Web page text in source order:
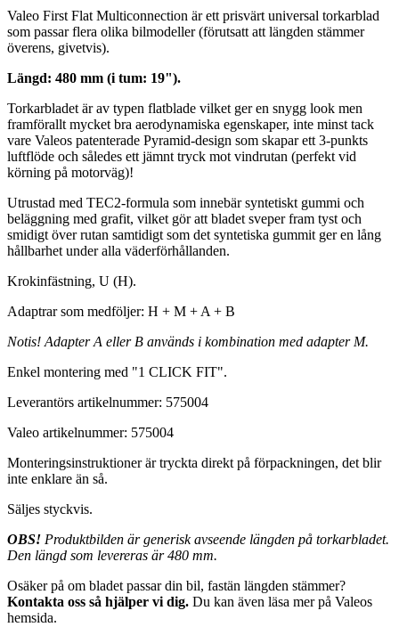
Valeo First Flat Multiconnection är ett prisvärt universal torkarblad
som passar flera olika bilmodeller (förutsatt att längden stämmer
överens, givetvis).
Längd: 480 mm (i tum: 19").
Torkarbladet är av typen flatblade vilket ger en snygg look men
framförallt mycket bra aerodynamiska egenskaper, inte minst tack
vare Valeos patenterade Pyramid-design som skapar ett 3-punkts
luftflöde och således ett jämnt tryck mot vindrutan (perfekt vid
körning på motorväg)!
Utrustad med TEC2-formula som innebär syntetiskt gummi och
beläggning med grafit, vilket gör att bladet sveper fram tyst och
smidigt över rutan samtidigt som det syntetiska gummit ger en lång
hållbarhet under alla väderförhållanden.
Krokinfästning, U (H).
Adaptrar som medföljer: H + M + A + B
Notis! Adapter A eller B används i kombination med adapter M.
Enkel montering med "1 CLICK FIT".
Leverantörs artikelnummer: 575004
Valeo artikelnummer: 575004
Monteringsinstruktioner är tryckta direkt på förpackningen, det blir
inte enklare än så.
Säljes styckvis.
OBS! Produktbilden är generisk avseende längden på torkarbladet.
Den längd som levereras är 480 mm.
Osäker på om bladet passar din bil, fastän längden stämmer?
Kontakta oss så hjälper vi dig. Du kan även läsa mer på Valeos
hemsida.